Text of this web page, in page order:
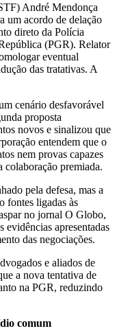
André Mendonça
um acordo de delação
direto da Polícia
(PGR). Relator
eventual
das tratativas. A
cenário desfavorável
proposta
novos e sinalizou que
entendem que o
nem provas capazes
colaboração premiada.
pela defesa, mas a
fontes ligadas às
no jornal O Globo,
evidências apresentadas
das negociações.
e aliados de
a nova tentativa de
na PGR, reduzindo
comum